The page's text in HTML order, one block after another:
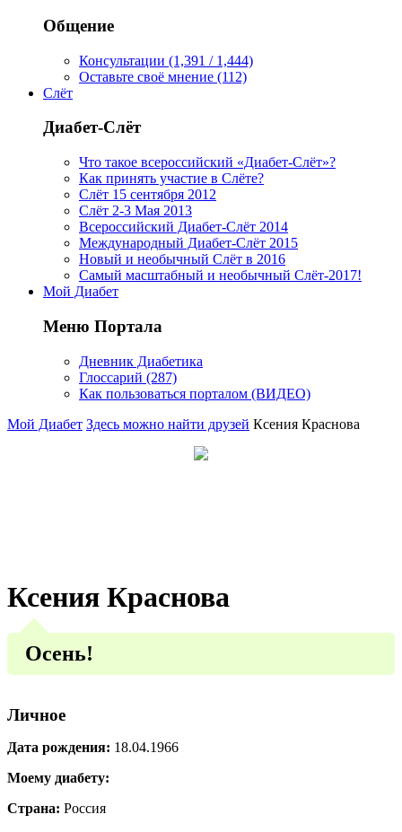
Общение
Консультации (1,391 / 1,444)
Оставьте своё мнение (112)
Слёт
Диабет-Слёт
Что такое всероссийский «Диабет-Слёт»?
Как принять участие в Слёте?
Слёт 15 сентября 2012
Слёт 2-3 Мая 2013
Всероссийский Диабет-Слёт 2014
Международный Диабет-Слёт 2015
Новый и необычный Слёт в 2016
Самый масштабный и необычный Слёт-2017!
Мой Диабет
Меню Портала
Дневник Диабетика
Глоссарий (287)
Как пользоваться порталом (ВИДЕО)
Мой Диабет Здесь можно найти друзей Ксения Краснова
Ксения Краснова
Осень!
Личное
Дата рождения: 18.04.1966
Моему диабету:
Страна: Россия